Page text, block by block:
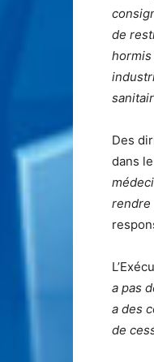
de
hormis
Des
dans
rendre
a pas
a des
de